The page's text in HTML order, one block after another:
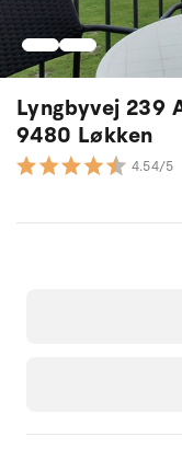
Lyngbyvej 239
9480 Løkken
4.54/5